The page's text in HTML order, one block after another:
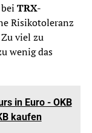
TRX-
Risikotoleranz
viel zu
wenig das
in Euro - OKB
kaufen